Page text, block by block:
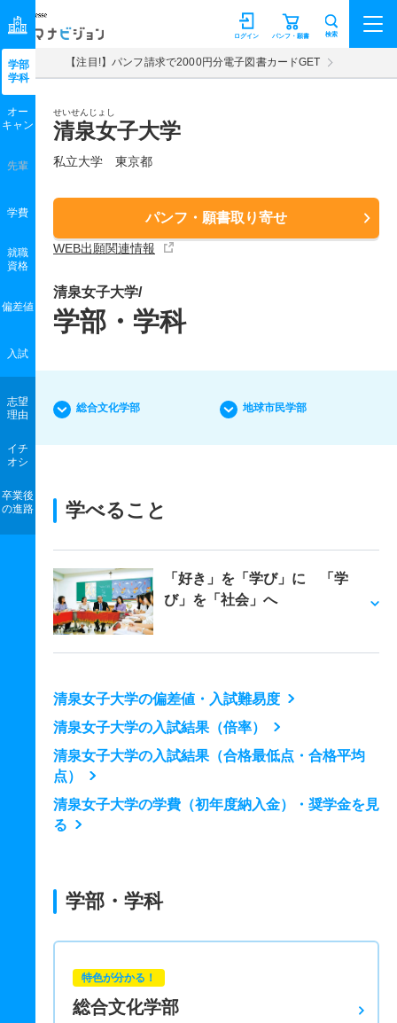
マナビジョン パンフ・願書
ログイン 検索
【注目!】パンフ請求で2000円分電子図書カードGET
せいせんじょし
清泉女子大学
私立大学 東京都
パンフ・願書取り寄せ
WEB出願関連情報
学部
学科
オー
キャン
先輩
学費
就職
資格
偏差値
入試
志望
理由
イチ
オシ
卒業後
の進路
清泉女子大学/
学部・学科
総合文化学部 地球市民学部
学べること
「好き」を「学び」に 「学
び」を「社会」へ
清泉女子大学の偏差値・入試難易度
清泉女子大学の入試結果（倍率）
清泉女子大学の入試結果（合格最低点・合格平均
点）
清泉女子大学の学費（初年度納入金）・奨学金を見
る
学部・学科
特色が分かる！
総合文化学部